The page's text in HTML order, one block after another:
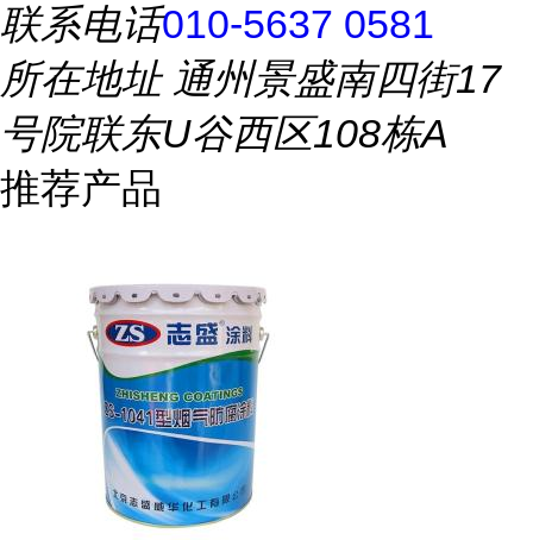
联系电话010-5637 0581
所在地址通州景盛南四街17
号院联东U谷西区108栋A
推荐产品